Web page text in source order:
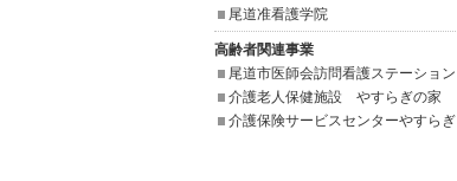
尾道准看護学院
高齢者関連事業
尾道市医師会訪問看護ステーション
介護老人保健施設 やすらぎの家
介護保険サービスセンターやすらぎ